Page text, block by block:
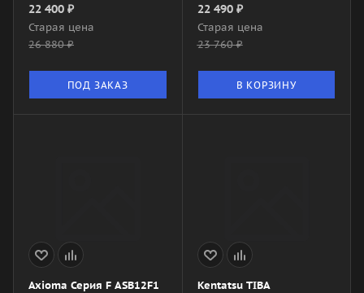
22 400 ₽
Старая цена
26 880₽
ПОД ЗАКАЗ
22 490₽
Старая цена
23 760₽
В КОРЗИНУ
Axioma Серия F ASB12F1
Kentatsu TIBA